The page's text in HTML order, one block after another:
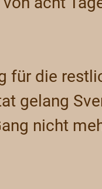
für die
gelang
nicht